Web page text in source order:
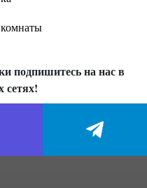
комнаты
подпишитесь на нас в
сетях!